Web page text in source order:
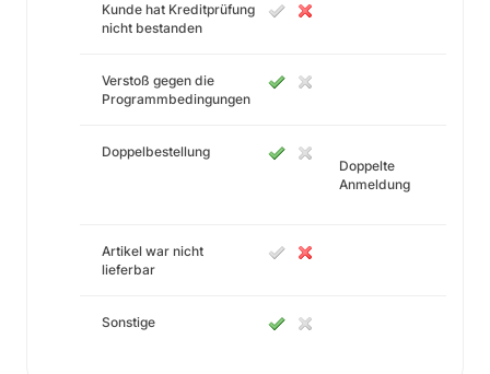
Kunde hat Kreditprüfung
nicht bestanden
Verstoß gegen die
Programmbedingungen
Doppelbestellung
Doppelte
Anmeldung
Artikel war nicht
lieferbar
Sonstige